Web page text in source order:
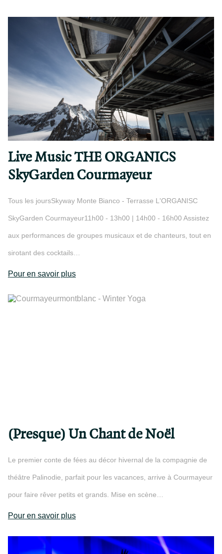
Live Music THE ORGANICS
SkyGarden Courmayeur
Tous les joursSkyway Monte Bianco - Terrasse L'ORGANISC
SkyGarden Courmayeur11h00 - 13h00 | 14h00 - 16h00 Assistez
aux performances de groupes musicaux et de chanteurs, tout en
sirotant des cocktails…
Pour en savoir plus
(Presque) Un Chant de Noël
Le premier conte de fées au décor hivernal de la compagnie de
théâtre Palinodie, parfait pour les vacances, arrive à Courmayeur
pour faire rêver petits et grands. Mise en scène…
Pour en savoir plus